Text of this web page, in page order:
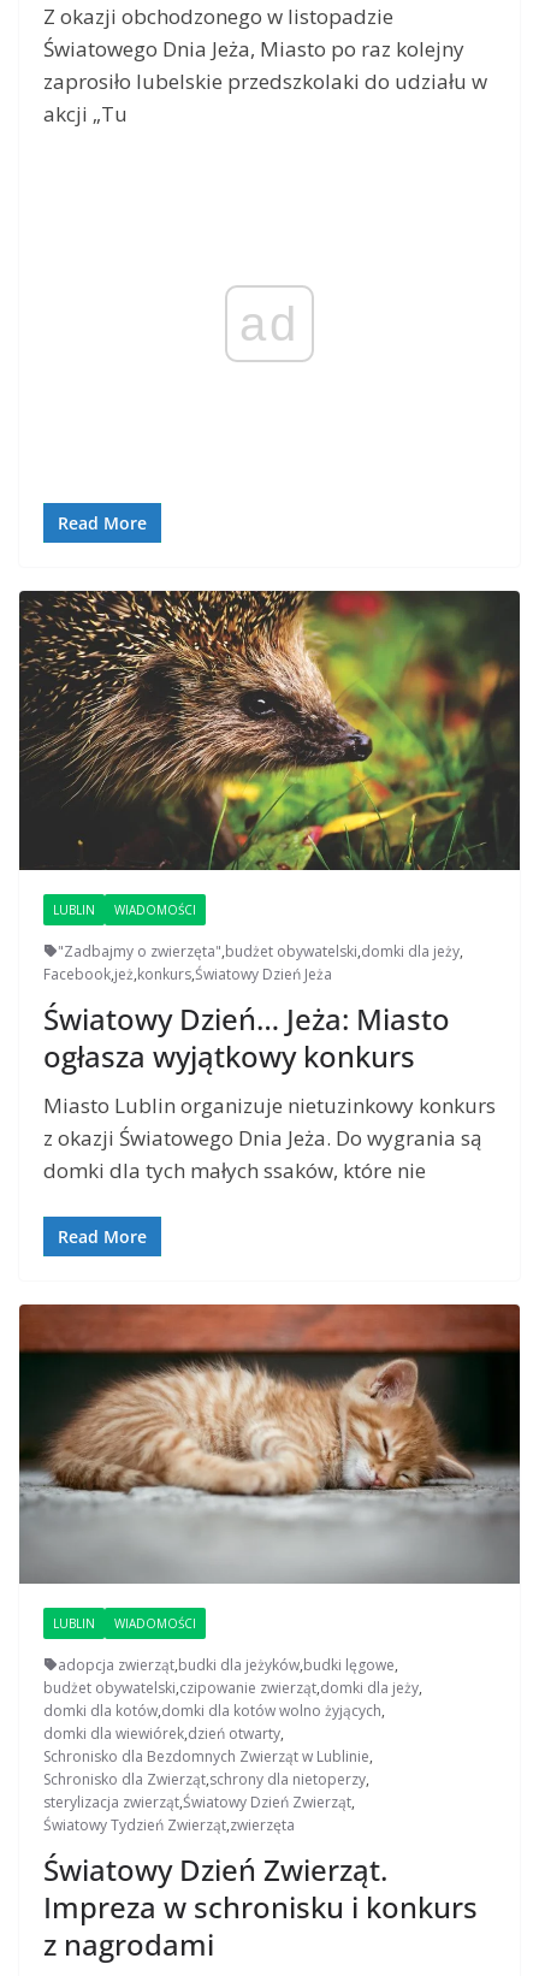
Z okazji obchodzonego w listopadzie
Światowego Dnia Jeża, Miasto po raz kolejny
zaprosiło lubelskie przedszkolaki do udziału w
akcji „Tu
ad
Read More
LUBLIN WIADOMOŚCI
"Zadbajmy o zwierzęta",budżet obywatelski,domki dla jeży,
Facebook,jeż,konkurs,Światowy Dzień Jeża
Światowy Dzień… Jeża: Miasto
ogłasza wyjątkowy konkurs
Miasto Lublin organizuje nietuzinkowy konkurs
z okazji Światowego Dnia Jeża. Do wygrania są
domki dla tych małych ssaków, które nie
Read More
LUBLIN WIADOMOŚCI
adopcja zwierząt,budki dla jeżyków,budki lęgowe,
budżet obywatelski,czipowanie zwierząt,domki dla jeży,
domki dla kotów,domki dla kotów wolno żyjących,
domki dla wiewiórek,dzień otwarty,
Schronisko dla Bezdomnych Zwierząt w Lublinie,
Schronisko dla Zwierząt,schrony dla nietoperzy,
sterylizacja zwierząt,Światowy Dzień Zwierząt,
Światowy Tydzień Zwierząt,zwierzęta
Światowy Dzień Zwierząt.
Impreza w schronisku i konkurs
z nagrodami